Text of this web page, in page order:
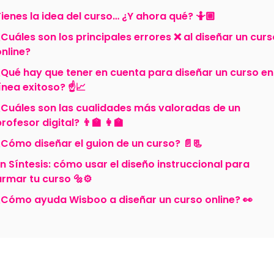
la idea del curso… ¿Y ahora qué? 🤷🏼
son los principales errores ❌ al diseñar un
hay que tener en cuenta para diseñar un curso en
exitoso? ☝️📈
son las cualidades más valoradas de un
digital? 👨🏫 👩🏫
diseñar el guion de un curso? 📄📃
Síntesis: cómo usar el diseño instruccional para
tu curso 🔩⚙️
ayuda Wisboo a diseñar un curso online? 👀